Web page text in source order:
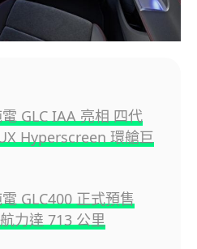
GLC IAA 亮相 四代
Hyperscreen 環艙巨
GLC400 正式預售
力達 713 公里